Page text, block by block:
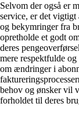
Selvom der også er
service, er det vigtigt
og bekymringer fra
opretholde et godt
deres
mere respektfulde
om ændringer i
behov og ønsker vil
forholdet til deres